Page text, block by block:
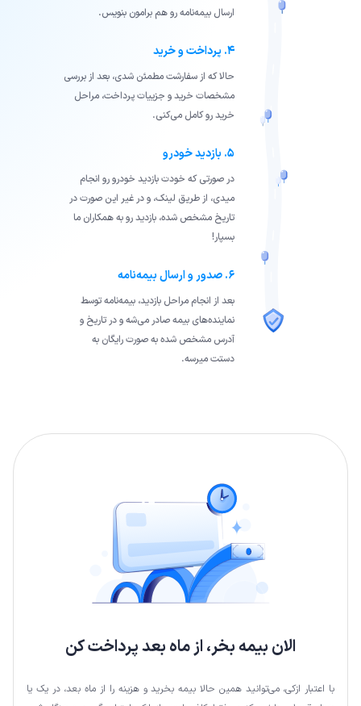
ارسال بیمه‌نامه رو هم برامون بنویس.
۴. پرداخت و خرید
حالا که از سفارشت مطمئن شدی، بعد از بررسی
مشخصات خرید و جزییات پرداخت، مراحل
خرید رو کامل می‌کنی.
۵. بازدید خودرو
در صورتی که خودت بازدید خودرو رو انجام
میدی، از طریق لینک، و در غیر این صورت در
تاریخ مشخص شده، بازدید رو به همکاران ما
بسپار!
۶. صدور و ارسال بیمه‌نامه
بعد از انجام مراحل بازدید، بیمه‌نامه توسط
نماینده‌های بیمه صادر می‌شه و در تاریخ و
آدرس مشخص شده به صورت رایگان به
دستت میرسه.
الان بیمه بخر، از ماه بعد پرداخت کن
با اعتبار ازکی، می‌توانید همین حالا بیمه بخرید و هزینه را از ماه بعد، در یک یا